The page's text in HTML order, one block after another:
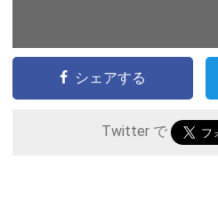
シェアする
Twitter で